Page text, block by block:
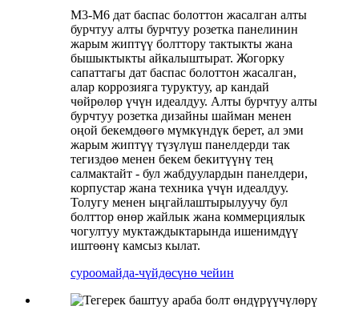
M3-M6 дат баспас болоттон жасалган алты
бурчтуу алты бурчтуу розетка панелинин
жарым жиптүү болттору тактыкты жана
бышыктыкты айкалыштырат. Жогорку
сапаттагы дат баспас болоттон жасалган,
алар коррозияга туруктуу, ар кандай
чөйрөлөр үчүн идеалдуу. Алты бурчтуу алты
бурчтуу розетка дизайны шайман менен
оңой бекемдөөгө мүмкүндүк берет, ал эми
жарым жиптүү түзүлүш панелдерди так
тегиздөө менен бекем бекитүүнү тең
салмактайт - бул жабдуулардын панелдери,
корпустар жана техника үчүн идеалдуу.
Толугу менен ыңгайлаштырылуучу бул
болттор өнөр жайлык жана коммерциялык
чогултуу муктаждыктарында ишенимдүү
иштөөнү камсыз кылат.
суроомайда-чүйдөсүнө чейин